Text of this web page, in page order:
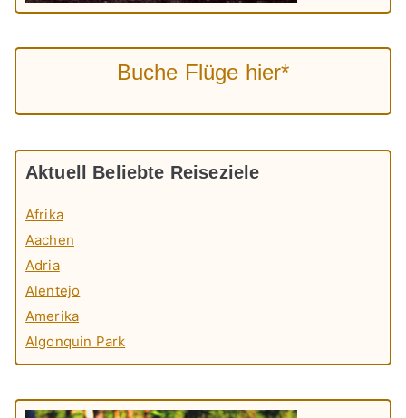
Buche Flüge hier*
Aktuell Beliebte Reiseziele
Afrika
Aachen
Adria
Alentejo
Amerika
Algonquin Park